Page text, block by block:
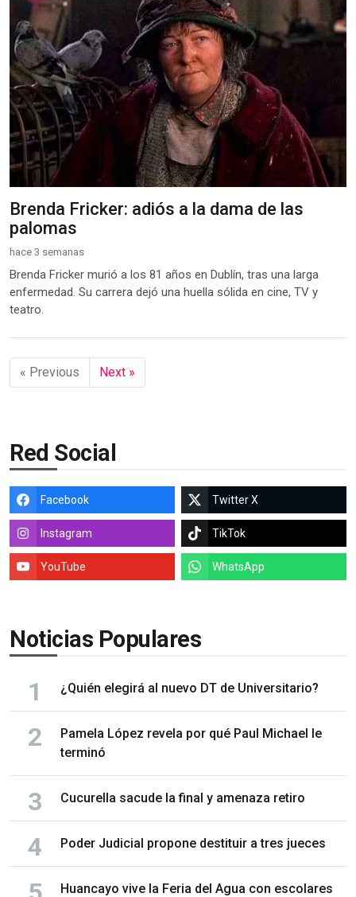
Brenda Fricker: adiós a la dama de las
palomas
hace 3 semanas
Brenda Fricker murió a los 81 años en Dublín, tras una larga
enfermedad. Su carrera dejó una huella sólida en cine, TV y
teatro.
« Previous Next »
Red Social
Facebook Twitter X
Instagram TikTok
YouTube WhatsApp
Noticias Populares
¿Quién elegirá al nuevo DT de Universitario?
Pamela López revela por qué Paul Michael le
terminó
Cucurella sacude la final y amenaza retiro
Poder Judicial propone destituir a tres jueces
Huancayo vive la Feria del Agua con escolares